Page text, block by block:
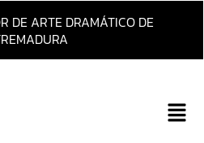
DE ARTE DRAMÁTICO DE
Main